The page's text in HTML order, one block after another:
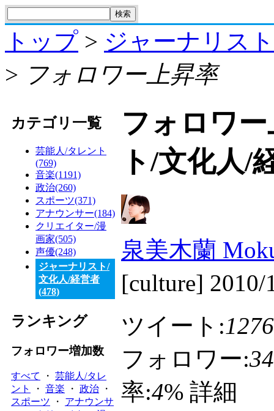
トップ > ジャーナリス
> フォロワー上昇率
カテゴリ一覧
芸能人/タレント
(769)
音楽(1191)
政治(260)
スポーツ(371)
アナウンサー(184)
クリエイター/漫
画家(505)
声優(248)
ジャーナリスト/
文化人/経営者
(478)
ランキング
フォロワー増加数
すべて ・ 芸能人/タレ
ント
・ 音楽 ・ 政治 ・
スポーツ ・ アナウンサ
フォロワ
ト/文化人/
泉美木蘭
[culture] 2010/
ツイート:1276
フォロワー:
率:4% 詳細